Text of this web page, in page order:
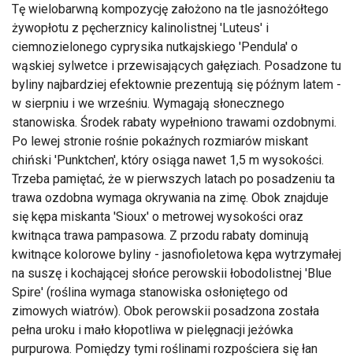
Tę wielobarwną kompozycję założono na tle jasnożółtego
żywopłotu z pęcherznicy kalinolistnej 'Luteus' i
ciemnozielonego cyprysika nutkajskiego 'Pendula' o
wąskiej sylwetce i przewisających gałęziach. Posadzone tu
byliny najbardziej efektownie prezentują się późnym latem -
w sierpniu i we wrześniu. Wymagają słonecznego
stanowiska. Środek rabaty wypełniono trawami ozdobnymi.
Po lewej stronie rośnie pokaźnych rozmiarów miskant
chiński 'Punktchen', który osiąga nawet 1,5 m wysokości.
Trzeba pamiętać, że w pierwszych latach po posadzeniu ta
trawa ozdobna wymaga okrywania na zimę. Obok znajduje
się kępa miskanta 'Sioux' o metrowej wysokości oraz
kwitnąca trawa pampasowa. Z przodu rabaty dominują
kwitnące kolorowe byliny - jasnofioletowa kępa wytrzymałej
na suszę i kochającej słońce perowskii łobodolistnej 'Blue
Spire' (roślina wymaga stanowiska osłoniętego od
zimowych wiatrów). Obok perowskii posadzona została
pełna uroku i mało kłopotliwa w pielęgnacji jeżówka
purpurowa. Pomiędzy tymi roślinami rozpościera się łan